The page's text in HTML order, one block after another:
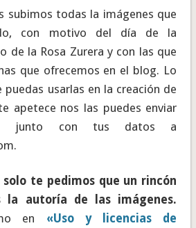
subimos todas la imágenes que
con motivo del día de la
de la Rosa Zurera y con las que
que ofrecemos en el blog. Lo
puedas usarlas en la creación de
apetece nos las puedes enviar
junto con tus datos a
.
solo te pedimos que un rincón
la autoría de las imágenes.
en
«Uso y licencias de